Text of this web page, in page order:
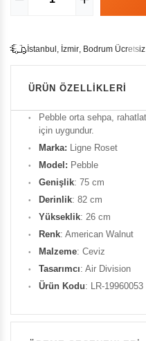
İstanbu , İzmir, Bodrum Ücretsiz
ÜRÜN ÖZELLIKLERI
Pebble orta sehpa,
için uygundur.
Marka: Ligne Roset
Model: Pebble
Genişlik: 75 cm
Derinlik: 82 cm
Yükseklik: 26 cm
Renk: American Walnut
Malzeme: Ceviz
Tasarımcı: Air Division
Ürün Kodu: LR-19960053